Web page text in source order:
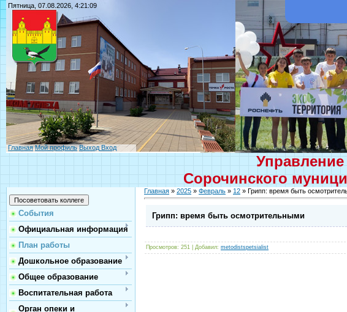
Пятница, 07.08.2026, 4:21:09
Главная Мой профиль Выход Вход
Сорочинского
События
Официальная информация
План работы
Дошкольное образование
Общее образование
Воспитательная работа
Орган опеки и
Главная » 2025 » Февраль » 12 » Грипп: время быть
Грипп: время быть осмотрительными
Просмотров: 251 | Добавил: metodistspetsialist